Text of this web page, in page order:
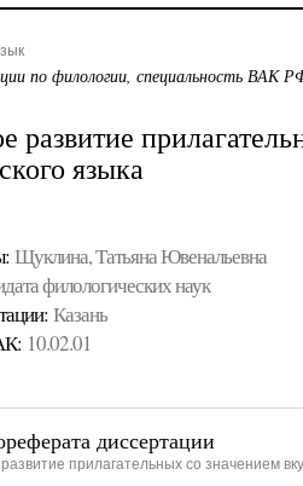
по филологии, специальность ВАК
развитие
языка
Щуклина, Татьяна Ювенальевна
филологических наук
Казань
10.02.01
диссертации
прилагательных со значением